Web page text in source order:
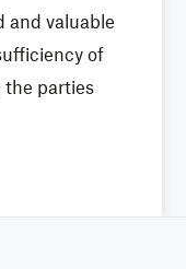
and valuable
of
the parties